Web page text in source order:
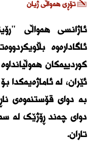
تۆڕی هەواڵی ژیان
ئاژانسی هەواڵی
ئاگادارەوە
کوردییەکان
ئێران، لە ئاماژەیەكدا
بە دوای قۆستنەوەی
دواى چەند ڕۆژێک لە
تاران.